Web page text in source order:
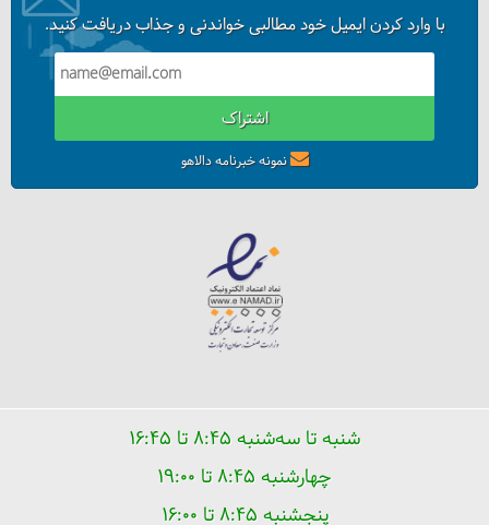
فیلیپین، کشور جزیره‌ها
با وارد کردن ایمیل خود مطالبی خواندنی و جذاب دریافت کنید.
اشتراک
نمونه خبرنامه دالاهو
شنبه تا سه‌شنبه ۸:۴۵ تا ۱۶:۴۵
چهارشنبه ۸:۴۵ تا ۱۹:۰۰
پنجشنبه ۸:۴۵ تا ۱۶:۰۰